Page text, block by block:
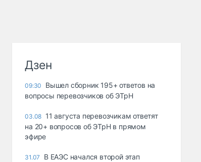
Дзен
09:30
Вышел сборник 195+ ответов на
вопросы перевозчиков об ЭТрН
03.08 11 августа перевозчикам ответят
на 20+ вопросов об ЭТрН в прямом
эфире
31.07
В ЕАЭС начался второй этап